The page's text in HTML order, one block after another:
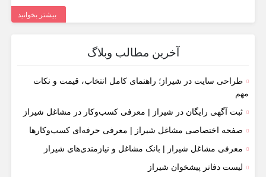
بیشتر بخوانید
آخرین مطالب وبلاگ
طراحی سایت در شیراز؛ راهنمای کامل انتخاب، قیمت و نکات
مهم
ثبت آگهی رایگان در شیراز | معرفی کسب‌وکار در مشاغل شیراز
صفحه اختصاصی مشاغل شیراز | معرفی حرفه‌ای کسب‌وکارها
معرفی مشاغل شیراز | بانک مشاغل و نیازمندی‌های شیراز
لیست دفاتر پیشخوان شیراز